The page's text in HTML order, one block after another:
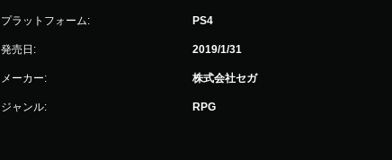
プラットフォーム: PS4
発売日: 2019/1/31
メーカー: 株式会社セガ
ジャンル: RPG